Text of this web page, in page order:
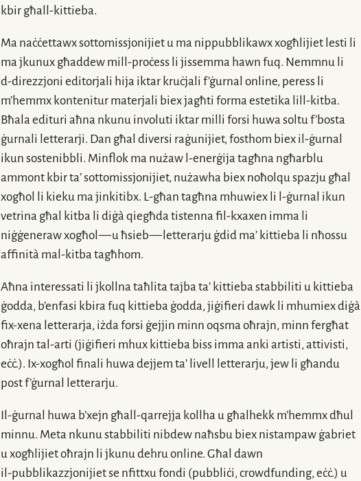
kbir għall-kittieba.
Ma naċċettawx sottomissjonijiet u ma nippubblikawx xogħlijiet lesti li
ma jkunux għaddew mill-proċess li jissemma hawn fuq. Nemmnu li
d-direzzjoni editorjali hija iktar kruċjali f’ġurnal online, peress li
m’hemmx kontenitur materjali biex jagħti forma estetika lill-kitba.
Bħala edituri aħna nkunu involuti iktar milli forsi huwa soltu f’bosta
ġurnali letterarji. Dan għal diversi raġunijiet, fosthom biex il-ġurnal
ikun sostenibbli. Minflok ma nużaw l-enerġijatagħna ngħarblu
ammont kbir ta’ sottomissjonijiet, nużawha biex noħolqu spazju għal
xogħol li kieku ma jinkitibx. L-għan tagħna mhuwiex li l-ġurnal ikun
vetrina għal kitba li diġà qiegħda tistennafil-kxaxen imma li
niġġeneraw xogħol — u ħsieb — letterarju ġdid ma’ kittieba li nħossu
affinità mal-kitbatagħhom.
Aħna interessati li jkollna taħlita tajba ta’ kittieba stabbiliti u kittieba
ġodda, b’enfasi kbira fuq kittieba ġodda, jiġifieri dawk li mhumiex diġà
fix-xena letterarja, iżda forsi ġejjin minn oqsma oħrajn, minn fergħat
oħrajn tal-arti (jiġifieri mhux kittieba biss imma anki artisti, attivisti,
eċċ.). Ix-xogħol finali huwa dejjem ta’ livell letterarju, jew li għandu
post f’ġurnal letterarju.
Il-ġurnal huwa b’xejn għall-qarrejja kollha u għalhekk m’hemmx dħul
minnu. Meta nkunu stabbiliti nibdew naħsbu biex nistampaw ġabriet
u xogħlijiet oħrajn li jkunu dehru online. Għal dawn
il-pubblikazzjonijietse nfittxu fondi (pubbliċi, crowdfunding, eċċ.) u